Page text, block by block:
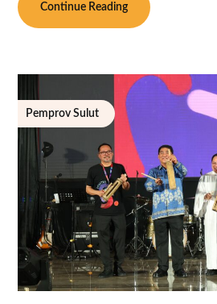
Continue Reading
Pemprov Sulut